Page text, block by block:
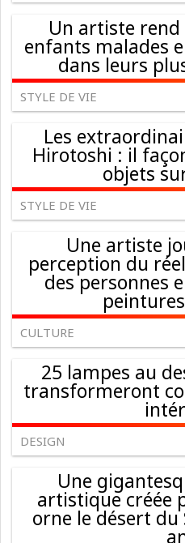
Un artiste rend
enfants malades
dans leurs
STYLE DE VIE
Les
Hirotoshi : il
objets
STYLE DE VIE
Une artiste
perception du
des personnes
CULTURE
25 lampes au
transformeront
DESIGN
Une
artistique créée
orne le désert du